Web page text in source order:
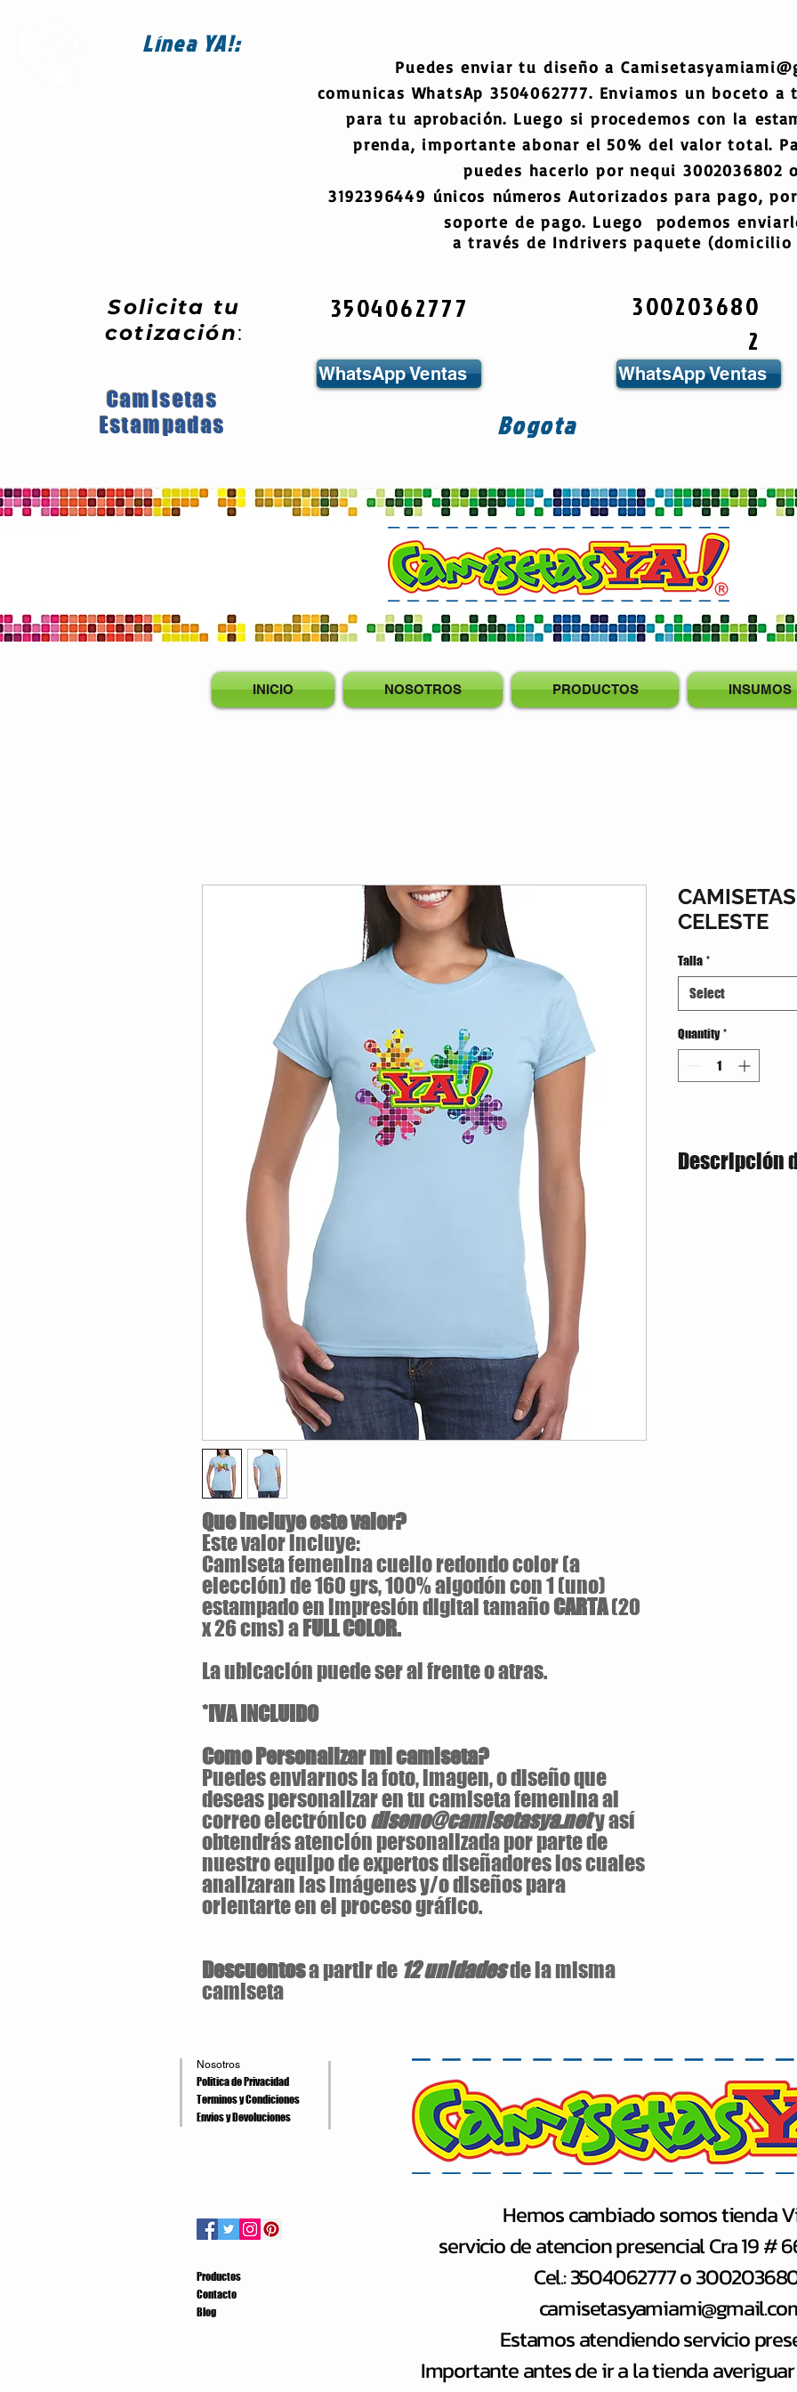
LíneaYA!:
Solicita tu
cotización:
Camisetas
Estampadas
Puedes enviar tu diseño a
comunicas WhatsAp 3504062777. Enviamos un boceto
para tu aprobación. Luego si procedemos con la
prenda, importante abonar el 50% del valor total.
puedes hacerlo por nequi 3002036802
3192396449 únicos números Autorizados para pago,
soporte de pago. Luego podemos
a través de Indrivers paquete (domicilio
3504062777
WhatsApp Ventas
Bogota
300203680
2
WhatsApp Ventas
INICIO NOSOTROS PRODUCTOS INSUMOS
Que incluye este valor?
Este valor incluye:
Camiseta femenina cuello redondo color (a
elección) de 160 grs, 100% algodón con 1 (uno)
estampado en impresión digital tamañoCARTA(20
x 26 cms) a FULL COLOR.
La ubicación puede ser al frente o atras.
*IVA INCLUIDO
Como Personalizar mi camiseta?
Puedes enviarnos la foto, imagen, o diseño que
deseas personalizar en tu camiseta femenina al
correo electrónicodiseno@camisetasya.nety así
obtendrás atención personalizada por parte de
nuestro equipo de expertos diseñadores los cuales
analizaran las imágenes y/o diseños para
orientarte en el proceso gráfico.
Descuentosa partir de 12 unidadesde la misma
camiseta
CELESTE
Talla *
Select
Quantity *
Descripción
160 gramos / 100%
Nosotros
Politica de Privacidad
Terminos y Condiciones
Envios y Devoluciones
Productos
Contacto
Blog
Hemos cambiado somos tienda
servicio de atencion presencial Cra 19 #
Cel.: 3504062777 o
Estamos atendiendo servicio
Importante antes de ir a la tienda